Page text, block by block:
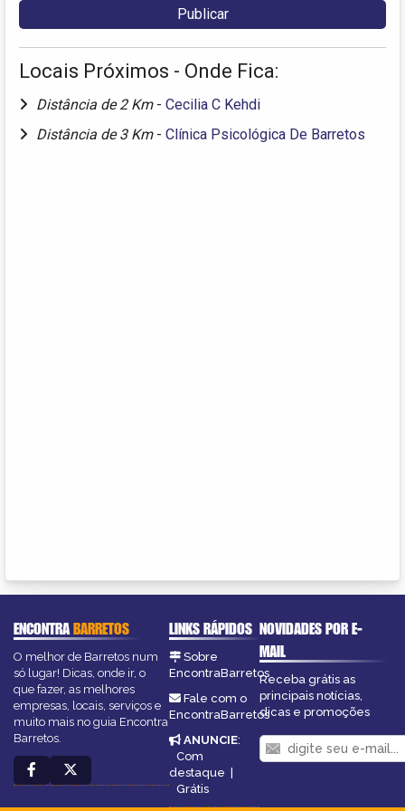
Locais Próximos - Onde Fica:
Distância de 2 Km - Cecilia C Kehdi
Distância de 3 Km - Clínica Psicológica De Barretos
ENCONTRABARRETOS
O melhor de Barretos num
só lugar! Dicas, onde ir, o
que fazer, as melhores
empresas, locais, serviços e
muito mais no guia Encontra
Barretos.
LINKS RÁPIDOS
Sobre
EncontraBarretos
Fale com o
EncontraBarretos
ANUNCIE:
Com
destaque |
Grátis
NOVIDADES POR E-
MAIL
Receba grátis as
principais notícias,
dicas e promoções